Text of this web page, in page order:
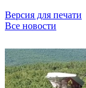
Версия для печати
Все новости